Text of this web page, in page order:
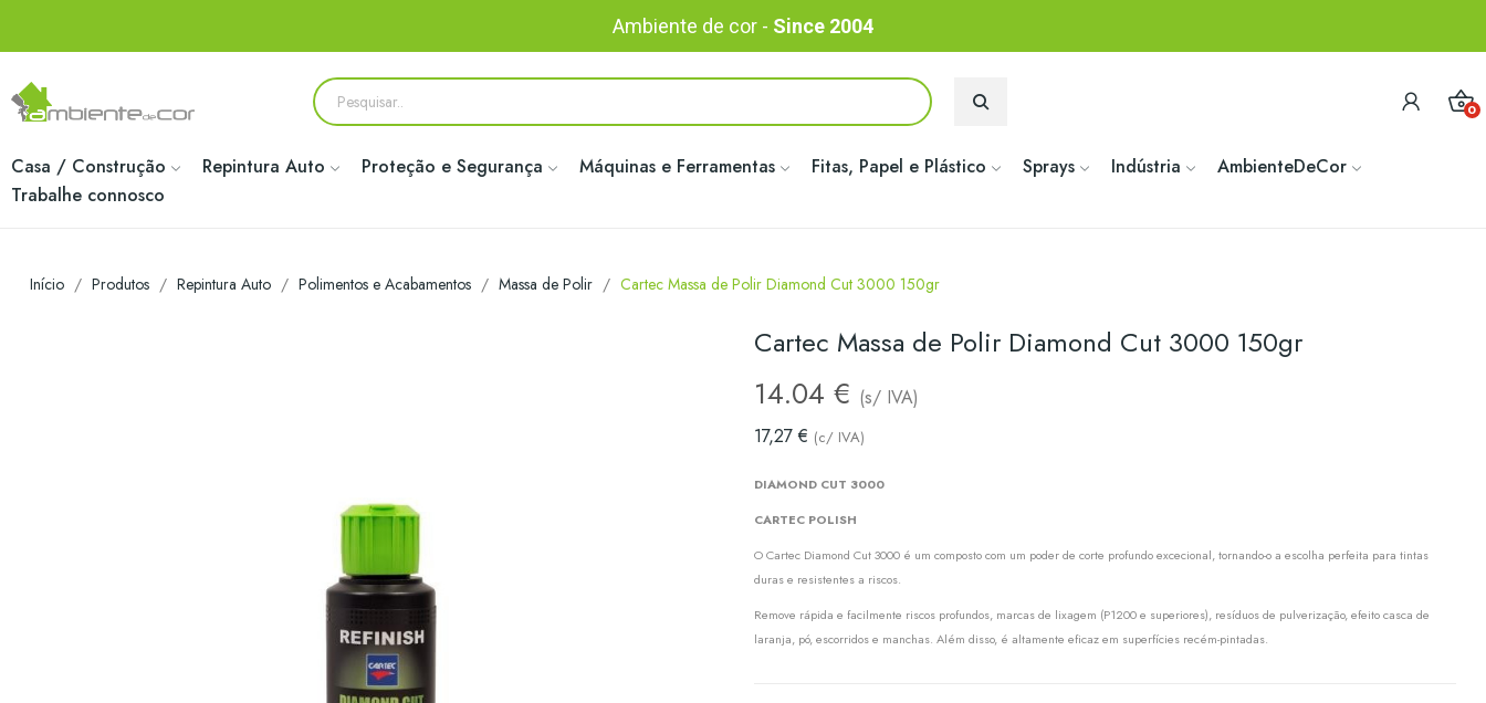
Ambiente de cor - Since 2004
0
Casa / Construção Repintura Auto Proteção e Segurança Máquinas e Ferramentas Fitas, Papel e Plástico Sprays Indústria
AmbienteDeCor
Trabalhe connosco
Início Produtos Repintura Auto Polimentos e Acabamentos Massa de Polir Cartec Massa de Polir Diamond Cut 3000 150gr
Cartec Massa de Polir Diamond Cut 3000 150gr
14.04 € (s/ IVA)
17,27 € (c/ IVA)
DIAMOND CUT 3000
CARTEC POLISH
O Cartec Diamond Cut 3000 é um composto com um poder de corte profundo excecional, tornando-o a escolha perfeita para tintas
duras e resistentes a riscos.
Remove rápida e facilmente riscos profundos, marcas de lixagem (P1200 e superiores), resíduos de pulverização, efeito casca de
laranja, pó, escorridos e manchas. Além disso, é altamente eficaz em superfícies recém-pintadas.